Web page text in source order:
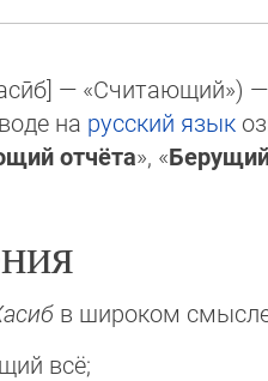
— «Считающий»‎)
на русский язык
отчёта», «
в широком
всё;